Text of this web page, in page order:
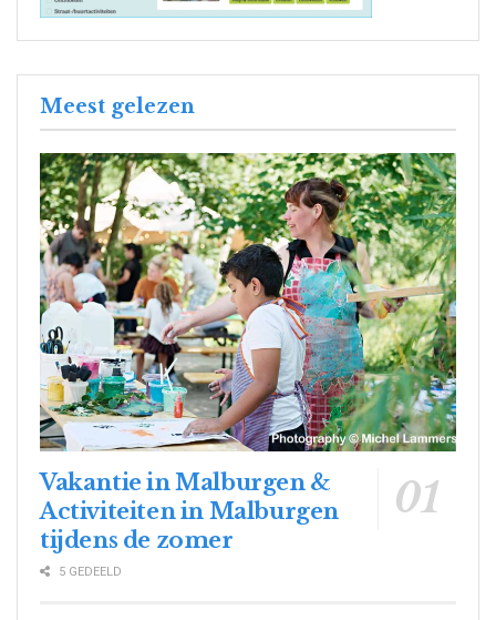
Meest gelezen
Vakantie in Malburgen &
Activiteiten in Malburgen
tijdens de zomer
5 GEDEELD